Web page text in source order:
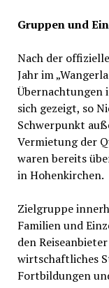
Gruppen und
Nach der
Jahr im
Übernachtungen
sich gezeigt, so
Schwerpunkt
Vermietung der
waren bereits
in Hohenkirchen.
Zielgruppe
Familien und
den
wirtschaftliches
Fortbildungen